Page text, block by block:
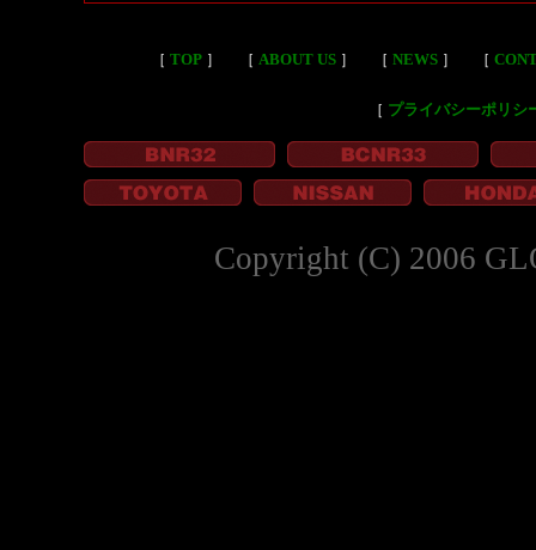
［ TOP］ ［ ABOUT US］ ［ NEWS］ ［
［ プライバシーポリシ
Copyright (C) 2006